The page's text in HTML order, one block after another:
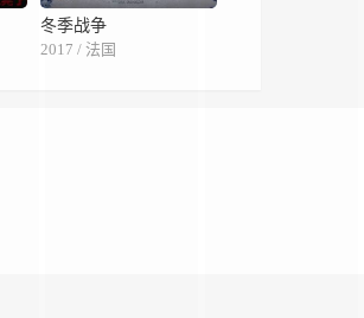
冬季战争
2017 / 法国